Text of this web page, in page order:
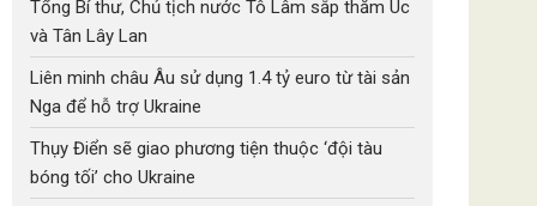
Tổng Bí thư, Chủ tịch nước Tô Lâm sắp thăm Úc
và Tân Lây Lan
Liên minh châu Âu sử dụng 1.4 tỷ euro từ tài sản
Nga để hỗ trợ Ukraine
Thụy Điển sẽ giao phương tiện thuộc ‘đội tàu
bóng tối’ cho Ukraine